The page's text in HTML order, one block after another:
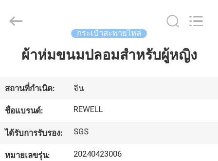
บ้าน
สินค้า
เกี่ยว
กับ
Limited.
กระเป๋าสะพายไหล่
ผ้าห่มขนมปลอมสําหรับผู้หญิง
สถานที่กำเนิด: จีน
ชื่อแบรนด์: REWELL
ได้รับการรับรอง: SGS
หมายเลขรุ่น: 20240423006